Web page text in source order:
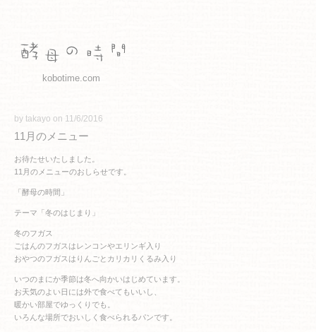
kobotime.com
11月のメニュー
by takayo on 11/6/2016
お待たせいたしました。
11月のメニューのおしらせです。
「酵母の時間」
テーマ「冬のはじまり」
冬のフガス
ごはんのフガスはレンコンやエリンギ入り
おやつのフガスはりんごとカリカリくるみ入り
いつのまにか季節は冬へ向かいはじめています。
お天気のよい日には外で食べてもいいし、
暖かい部屋でゆっくりでも。
いろんな場所でおいしく食べられるパンです。